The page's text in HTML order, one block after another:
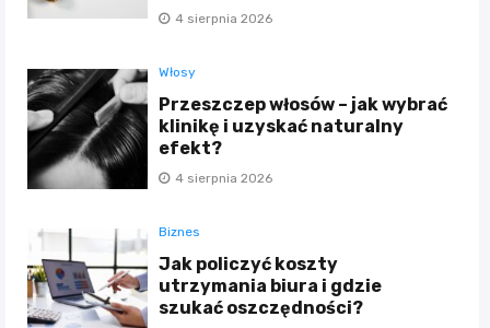
4 sierpnia 2026
Włosy
Przeszczep włosów – jak wybrać
klinikę i uzyskać naturalny
efekt?
4 sierpnia 2026
Biznes
Jak policzyć koszty
utrzymania biura i gdzie
szukać oszczędności?